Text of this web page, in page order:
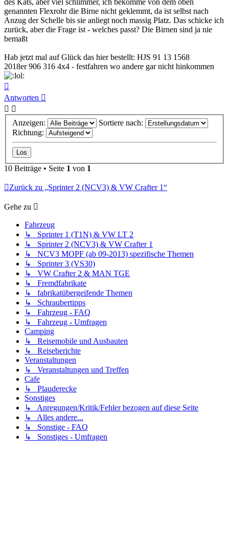
des Kats, aber viel schlimmer, ich bekomme von dem oben
genannten Flexrohr die Birne nicht geklemmt, da ist selbst nach
Anzug der Schelle bis sie anliegt noch massig Platz. Das schicke ich
zurück, aber die Frage ist - welches passt? Die Birnen sind ja nie
bemaßt
Hab jetzt mal auf Glück das hier bestellt: HJS 91 13 1568
2018er 906 316 4x4 - festfahren wo andere gar nicht hinkommen
oben
Antworten
Anzeigen:
Sortiere nach:
Richtung:
10 Beiträge • Seite 1 von 1
Zurück zu „Sprinter 2 (NCV3) & VW Crafter 1“
Gehe zu
Fahrzeug
↳ Sprinter 1 (T1N) & VW LT 2
↳ Sprinter 2 (NCV3) & VW Crafter 1
↳ NCV3 MOPF (ab 09-2013) spezifische Themen
↳ Sprinter 3 (VS30)
↳ VW Crafter 2 & MAN TGE
↳ Fremdfabrikate
↳ fabrikatübergeifende Themen
↳ Schraubertipps
↳ Fahrzeug - FAQ
↳ Fahrzeug - Umfragen
Camping
↳ Reisemobile und Ausbauten
↳ Reiseberichte
Veranstaltungen
↳ Veranstaltungen und Treffen
Cafe
↳ Plauderecke
Sonstiges
↳ Anregungen/Kritik/Fehler bezogen auf diese Seite
↳ Alles andere...
↳ Sonstige - FAQ
↳ Sonstiges - Umfragen